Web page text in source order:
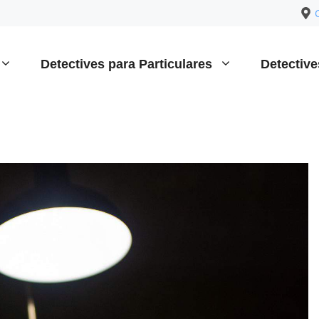
Detectives para Particulares